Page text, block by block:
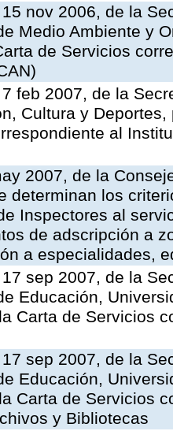
nov 2006, de la
Medio Ambiente y
de Servicios
feb 2007, de la
Cultura y
al
2007, de la
determinan los
Inspectores al
de adscripción a
a especialidades,
sep 2007, de la
Educación,
Carta de Servicios
sep 2007, de la
Educación,
Carta de Servicios
y Bibliotecas